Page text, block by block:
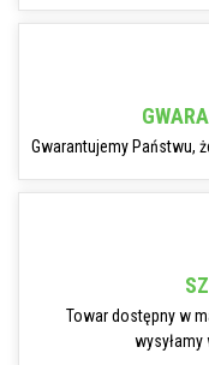
Gwarantujemy Państwu,
Towar dostępny w
wysyłamy